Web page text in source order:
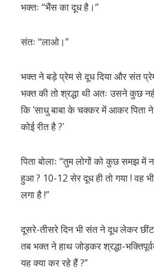
भक्तः “भैंस का दूध है।”
संतः “लाओ।”
भक्त ने बड़े प्रेम से दूध दिया और संत
भक्त की तो श्रद्धा थी अतः उसने कुछ
कि ʹसाधु बाबा के चक्कर में आकर पिता ने
कोई रीत है ?ʹ
पिता बोलाः “तुम लोगों को कुछ समझ में
हुआ ? 10-12 सेर दूध ही तो गया ! वह
लगा है !”
दूसरे-तीसरे दिन भी संत ने दूध लेकर छींट
तब भक्त ने हाथ जोड़कर श्रद्धा-
यह क्या कर रहे हैं ?”